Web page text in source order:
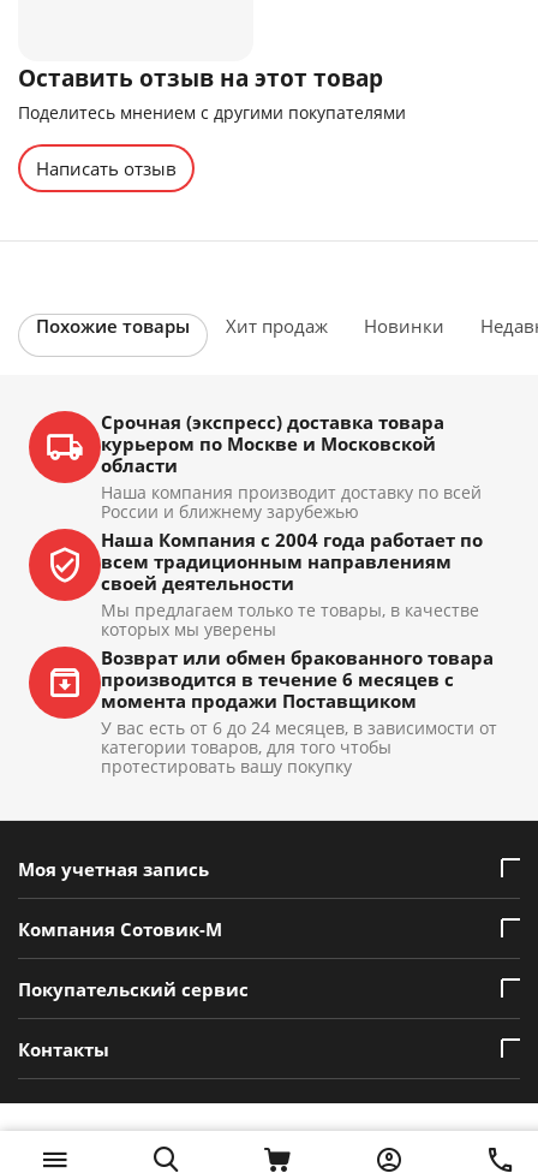
Оставить отзыв на этот товар
Поделитесь мнением с другими покупателями
Написать отзыв
Похожие товары Хит продаж Новинки
Срочная (экспресс) доставка товара
курьером по Москве и Московской
области
Наша компания производит доставку по всей
России и ближнему зарубежью
Наша Компания с 2004 года работает по
всем традиционным направлениям
своей деятельности
Мы предлагаем только те товары, в качестве
которых мы уверены
Возврат или обмен бракованного товара
производится в течение 6 месяцев с
момента продажи Поставщиком
У вас есть от 6 до 24 месяцев, в зависимости от
категории товаров, для того чтобы
протестировать вашу покупку
Моя учетная запись
Компания Сотовик-М
Покупательский сервис
Контакты